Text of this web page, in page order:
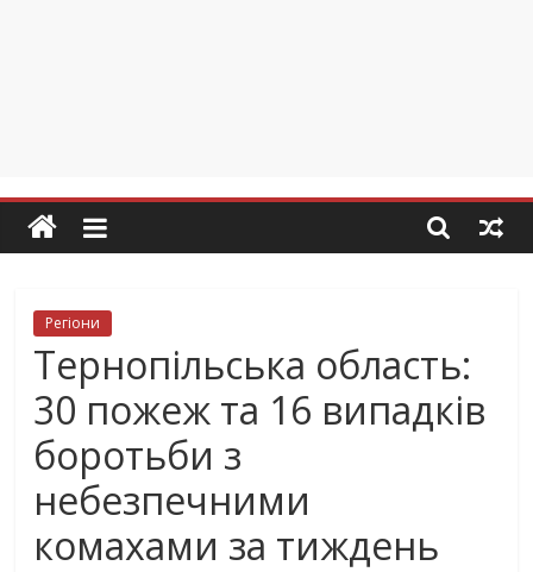
Регіони
Тернопільська область:
30 пожеж та 16 випадків
боротьби з
небезпечними
комахами за тиждень